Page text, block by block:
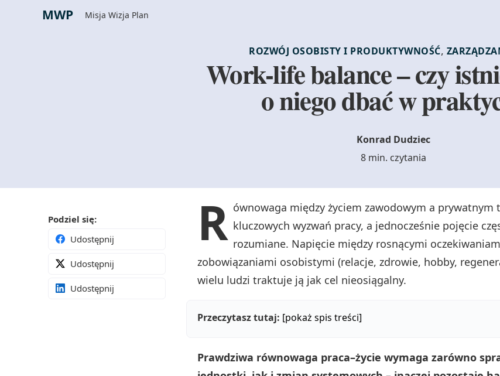
MWP Misja Wizja Plan
ROZWÓJ OSOBISTY I PRODUKTYWNOŚĆ,
Work-life balance – czy
o niego dbać w
Konrad Dudziec
8 min. czytania
Podziel się:
Udostępnij
Udostępnij
Udostępnij
R ównowaga między życiem zawodowym a prywatnym
kluczowych wyzwań pracy, a jednocześnie pojęcie
rozumiane. Napięcie między rosnącymi
zobowiązaniami osobistymi (relacje, zdrowie, hobby,
wielu ludzi traktuje ją jak cel nieosiągalny.
Przeczytasz tutaj: [pokaż spis treści]
Prawdziwa równowaga praca–życie wymaga zarówno